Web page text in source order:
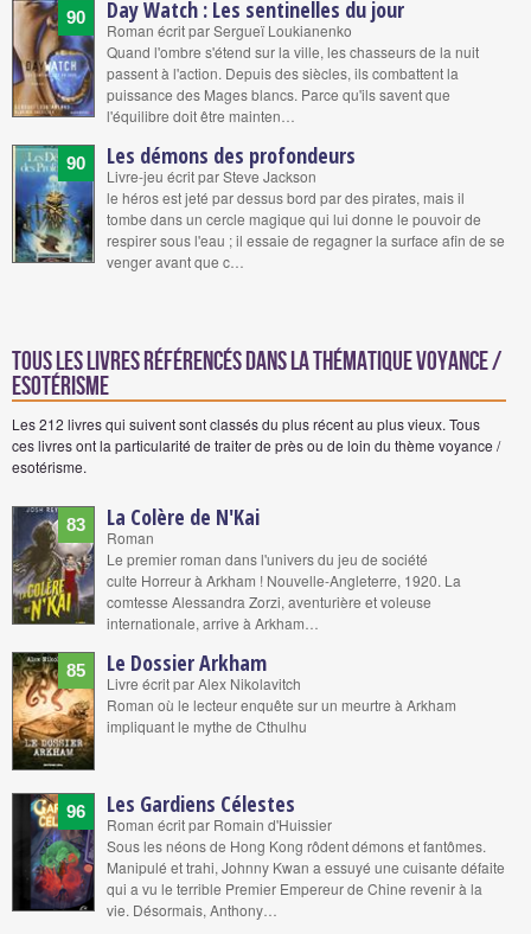
90 Day Watch : Les sentinelles du jour
Roman écrit par Sergueï Loukianenko
Quand l'ombre s'étend sur la ville, les chasseurs de la nuit
passent à l'action. Depuis des siècles, ils combattent la
puissance des Mages blancs. Parce qu'ils savent que
l'équilibre doit être mainten…
90 Les démons des profondeurs
Livre-jeu écrit par Steve Jackson
le héros est jeté par dessus bord par des pirates, mais il
tombe dans un cercle magique qui lui donne le pouvoir de
respirer sous l'eau ; il essaie de regagner la surface afin de se
venger avant que c…
Tous les livres référencés dans la thématique voyance /
esotérisme
Les 212 livres qui suivent sont classés du plus récent au plus vieux. Tous
ces livres ont la particularité de traiter de près ou de loin du thème voyance /
esotérisme.
83 La Colère de N'Kai
Roman
Le premier roman dans l'univers du jeu de société
culte Horreur à Arkham ! Nouvelle-Angleterre, 1920. La
comtesse Alessandra Zorzi, aventurière et voleuse
internationale, arrive à Arkham…
85 Le Dossier Arkham
Livre écrit par Alex Nikolavitch
Roman où le lecteur enquête sur un meurtre à Arkham
impliquant le mythe de Cthulhu
96 Les Gardiens Célestes
Roman écrit par Romain d'Huissier
Sous les néons de Hong Kong rôdent démons et fantômes.
Manipulé et trahi, Johnny Kwan a essuyé une cuisante défaite
qui a vu le terrible Premier Empereur de Chine revenir à la
vie. Désormais, Anthony…